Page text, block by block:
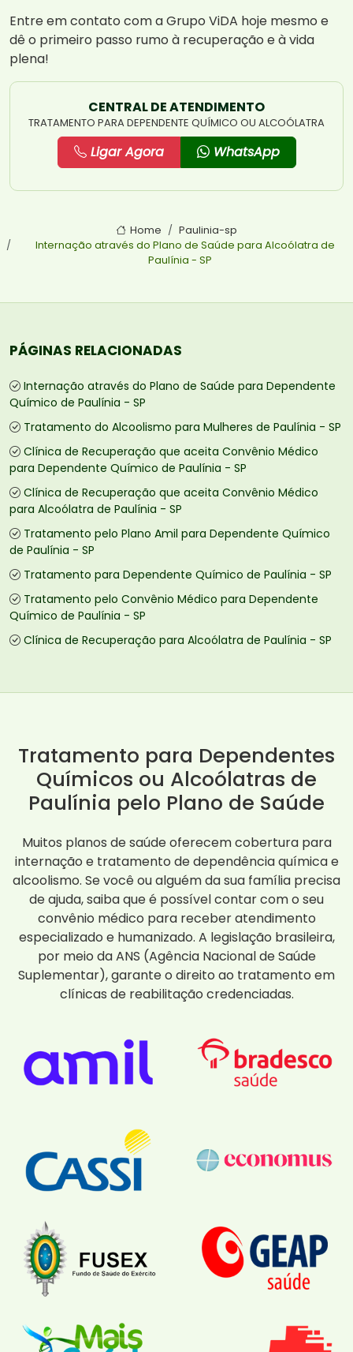
Entre em contato com a Grupo ViDA hoje mesmo e
dê o primeiro passo rumo à recuperação e à vida
plena!
CENTRAL DE ATENDIMENTO
TRATAMENTO PARA DEPENDENTE QUÍMICO OU ALCOÓLATRA
Ligar Agora WhatsApp
Home
Paulinia-sp
Internação através do Plano de Saúde para Alcoólatra de
Paulínia - SP
PÁGINAS RELACIONADAS
Internação através do Plano de Saúde para Dependente
Químico de Paulínia - SP
Tratamento do Alcoolismo para Mulheres de Paulínia - SP
Clínica de Recuperação que aceita Convênio Médico
para Dependente Químico de Paulínia - SP
Clínica de Recuperação que aceita Convênio Médico
para Alcoólatra de Paulínia - SP
Tratamento pelo Plano Amil para Dependente Químico
de Paulínia - SP
Tratamento para Dependente Químico de Paulínia - SP
Tratamento pelo Convênio Médico para Dependente
Químico de Paulínia - SP
Clínica de Recuperação para Alcoólatra de Paulínia - SP
Tratamento para Dependentes
Químicos ou Alcoólatras de
Paulínia pelo Plano de Saúde
Muitos planos de saúde oferecem cobertura para
internação e tratamento de dependência química e
alcoolismo. Se você ou alguém da sua família precisa
de ajuda, saiba que é possível contar com o seu
convênio médico para receber atendimento
especializado e humanizado. A legislação brasileira,
por meio da ANS (Agência Nacional de Saúde
Suplementar), garante o direito ao tratamento em
clínicas de reabilitação credenciadas.